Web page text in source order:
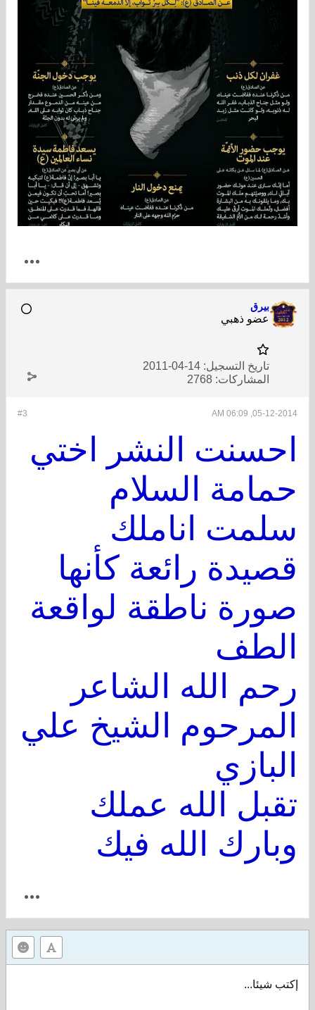
بيرق
عضو ذهبي
تاريخ التسجيل: 14-04-2011
المشاركات: 2768
#3 05-12-2014, 06:09 AM
احسنت النشر اختي
حمامة السلام
سلمت اناملك
قصيدة رائعة كأنها
صورة ناطقة لواقعة
الطف
رحم الله الشاعر
المرحوم الشيخ علي
البازي
تقبل الله عملك
وبارك الله فيك
إكتب شيئا...